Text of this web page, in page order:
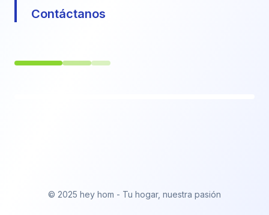
Contáctanos
© 2025 hey hom - Tu hogar, nuestra pasión